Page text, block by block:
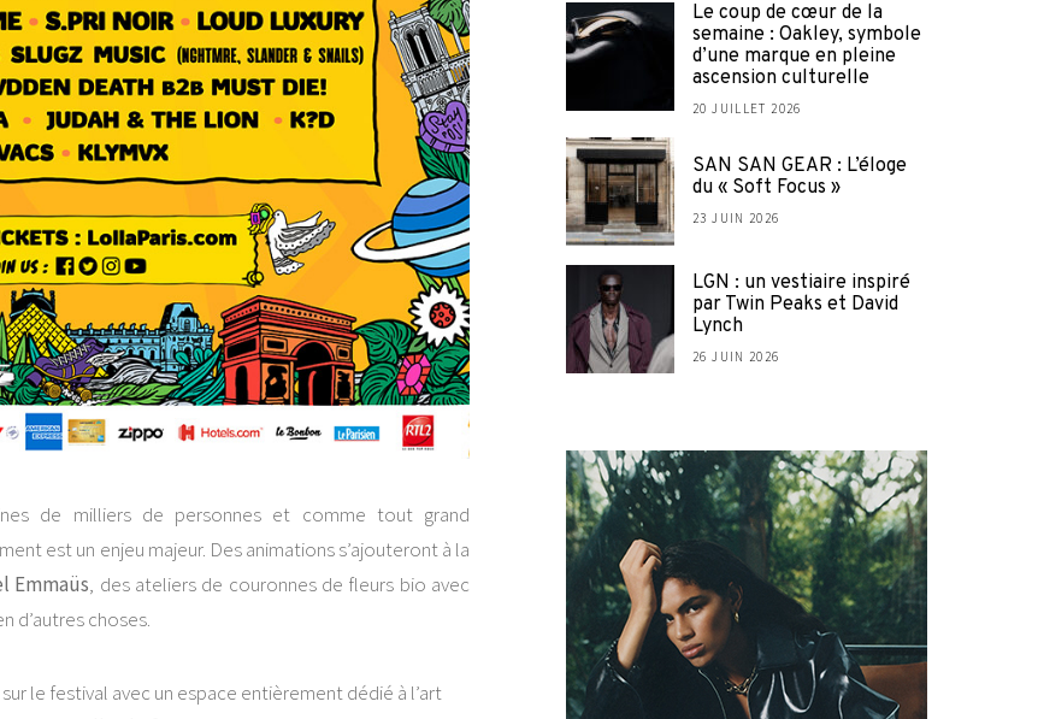
de milliers de personnes et comme tout grand
est un enjeu majeur. Des animations s’ajouteront à la
Emmaüs, des ateliers de couronnes de fleurs bio avec
d’autres choses.
le festival avec un espace entièrement dédié à l’art
Le coup de cœur de la
semaine : Oakley, symbole
d’une marque en pleine
ascension culturelle
20 JUILLET 2026
SAN SAN GEAR : L’éloge
du « Soft Focus »
23 JUIN 2026
LGN : un vestiaire inspiré
par Twin Peaks et David
Lynch
26 JUIN 2026